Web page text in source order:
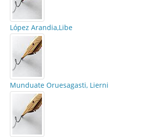
López Arandia,Libe
Munduate Oruesagasti, Lierni